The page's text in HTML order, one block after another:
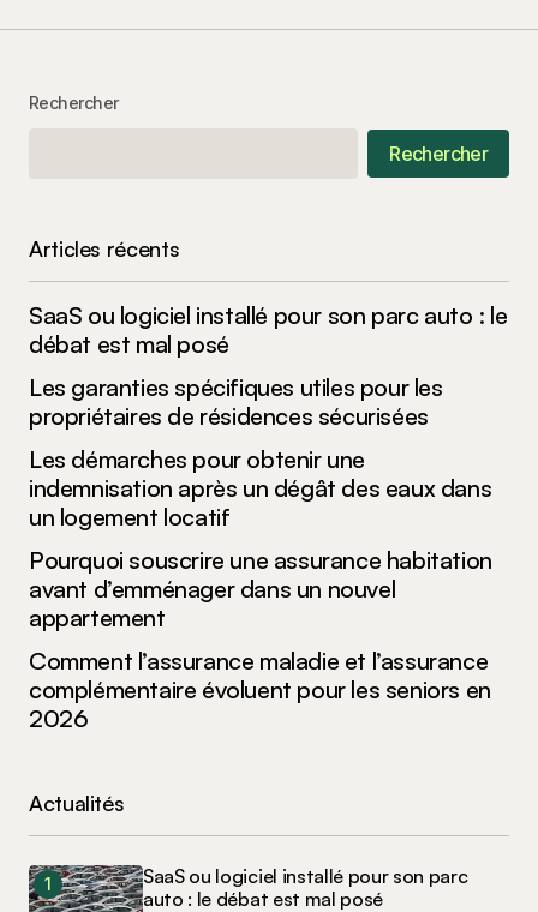
Enregistrer mon nom, mon e-mail et mon site
Rechercher
Rechercher
Articles récents
SaaS ou logiciel installé pour son parc auto : le
débat est mal posé
Les garanties spécifiques utiles pour les
propriétaires de résidences sécurisées
Les démarches pour obtenir une
indemnisation après un dégât des eaux dans
un logement locatif
Pourquoi souscrire une assurance habitation
avant d’emménager dans un nouvel
appartement
Comment l’assurance maladie et l’assurance
complémentaire évoluent pour les seniors en
2026
Actualités
SaaS ou logiciel installé pour son parc
auto : le débat est mal posé